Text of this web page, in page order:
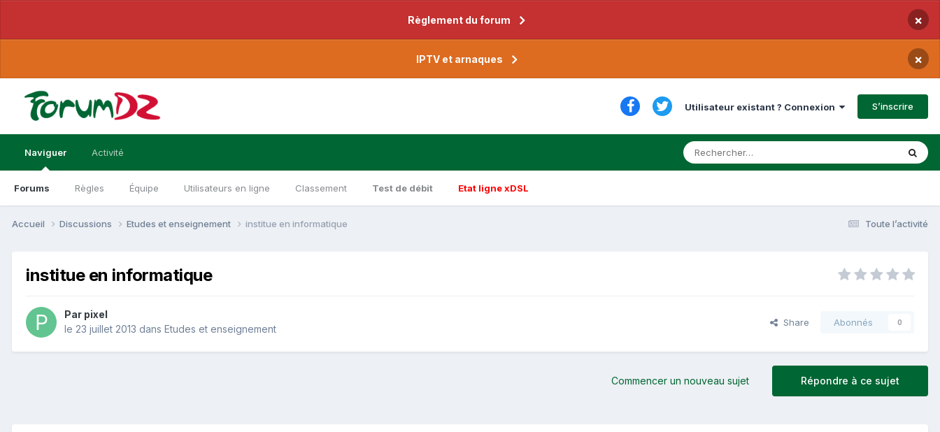
Règlement du forum ×
IPTV et arnaques ×
Utilisateur existant ? Connexion S’inscrire
Naviguer
Forums Règles Équipe Utilisateurs en ligne Classement Test de débit Etat ligne xDSL
Activité
Toute l’activité
Accueil Discussions Etudes et enseignement institue en informatique
institue en informatique
Par pixel
le 23 juillet 2013 dans Etudes et enseignement
Share Abonnés 0
Répondre à ce sujet
Commencer un nouveau sujet